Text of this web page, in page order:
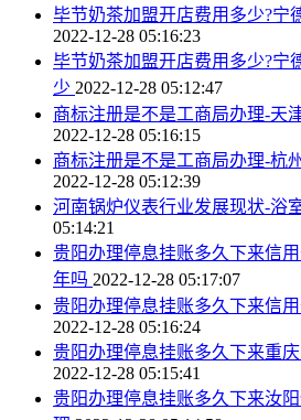
毕节奶茶加盟开店费用多少?宁
2022-12-28 05:16:23
毕节奶茶加盟开店费用多少?宁
少 2022-12-28 05:12:47
商标注册是不是工商局办理-天
2022-12-28 05:16:15
商标注册是不是工商局办理-杭
2022-12-28 05:12:39
河南锅炉仪表行业发展现状-浴
05:14:21
贵阳办理停息挂账多久下来信
年吗 2022-12-28 05:17:07
贵阳办理停息挂账多久下来信
2022-12-28 05:16:24
贵阳办理停息挂账多久下来重
2022-12-28 05:15:41
贵阳办理停息挂账多久下来汝